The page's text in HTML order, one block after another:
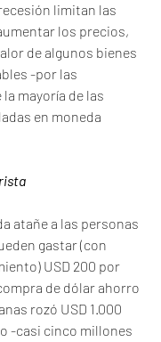
limitan las
los precios,
de algunos bienes
-por las
mayoría de las
en moneda
atañe a las personas
gastar (con
USD 200 por
de dólar ahorro
rozó USD 1.000
-casi cinco millones